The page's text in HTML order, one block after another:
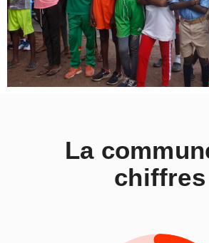
La
chiffres